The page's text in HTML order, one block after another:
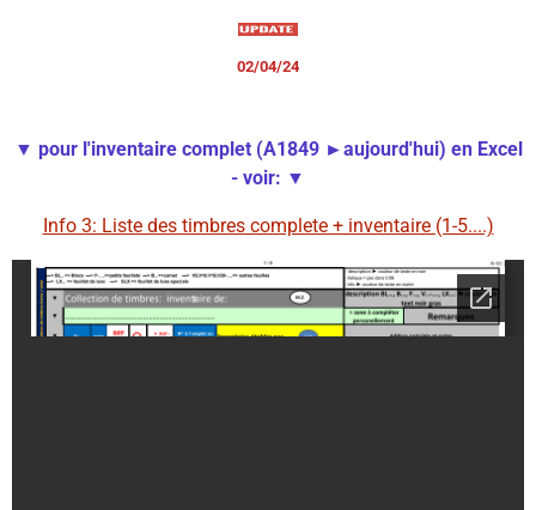
02/04/24
▼ pour l'inventaire complet (A1849 ►aujourd'hui) en Excel
- voir: ▼
Info 3: Liste des timbres complete + inventaire (1-5....)